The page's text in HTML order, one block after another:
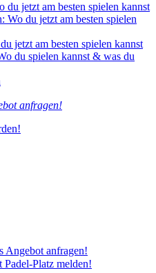
du jetzt am besten spielen kannst
Wo du jetzt am besten spielen
jetzt am besten spielen kannst
du spielen kannst & was du
anfragen!
Angebot anfragen!
Platz melden!